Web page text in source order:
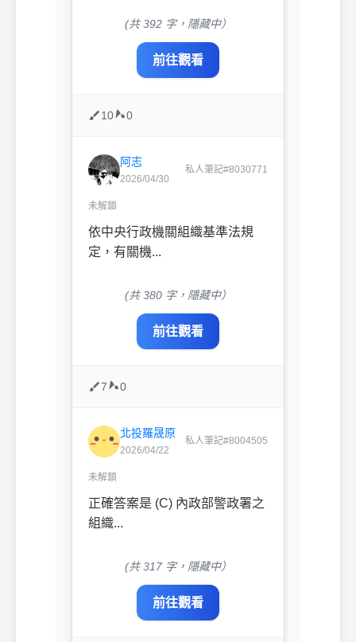
(共 392 字，隱藏中）
前往觀看
10 0
阿志
2026/04/30
私人筆記#8030771
未解鎖
依中央行政機關組織基準法規
定，有關機...
(共 380 字，隱藏中）
前往觀看
7 0
北投羅晟原
2026/04/22
私人筆記#8004505
未解鎖
正確答案是 (C) 內政部警政署之
組織...
(共 317 字，隱藏中）
前往觀看